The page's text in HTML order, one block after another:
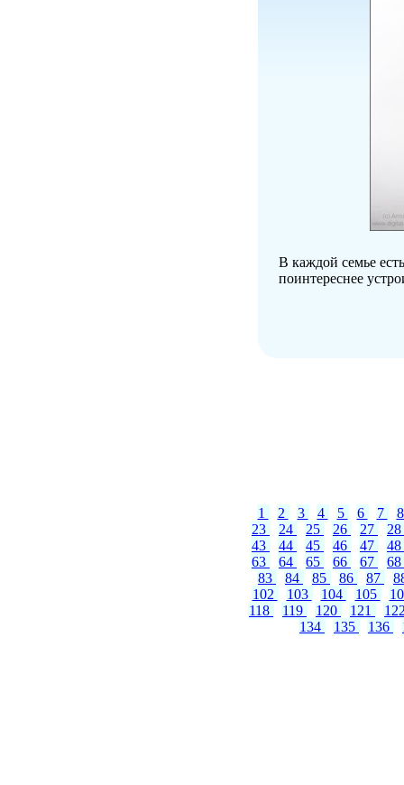
В каждой семье
поинтереснее
1 2 3 4 5 6 7
23
24 25 26 27
28
43
44 45 46 47
48
63
64 65 66 67
68
83
84 85 86 87
102
103 104 105
118
119 120 121
134
135 136